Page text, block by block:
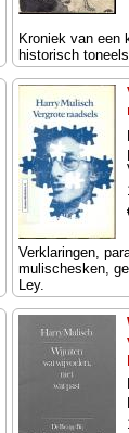
Kroniek van een
historisch
Verklaringen,
mulischesken,
Ley.